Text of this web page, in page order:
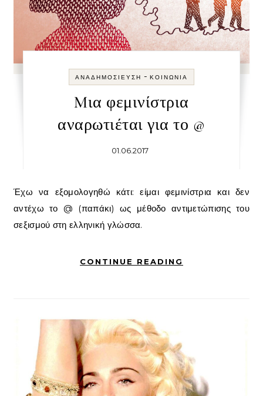
ΑΝΑΔΗΜΟΣΊΕΥΣΗ - ΚΟΙΝΩΝΊΑ
Mια φεμινίστρια
αναρωτιέται για το @
01.06.2017
Έχω να εξομολογηθώ κάτι: είμαι φεμινίστρια και δεν
αντέχω το @ (παπάκι) ως μέθοδο αντιμετώπισης του
σεξισμού στη ελληνική γλώσσα.
CONTINUE READING